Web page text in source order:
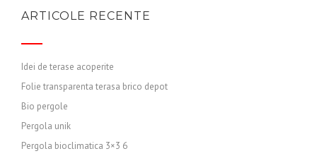
ARTICOLE RECENTE
Idei de terase acoperite
Folie transparenta terasa brico depot
Bio pergole
Pergola unik
Pergola bioclimatica 3×3 6